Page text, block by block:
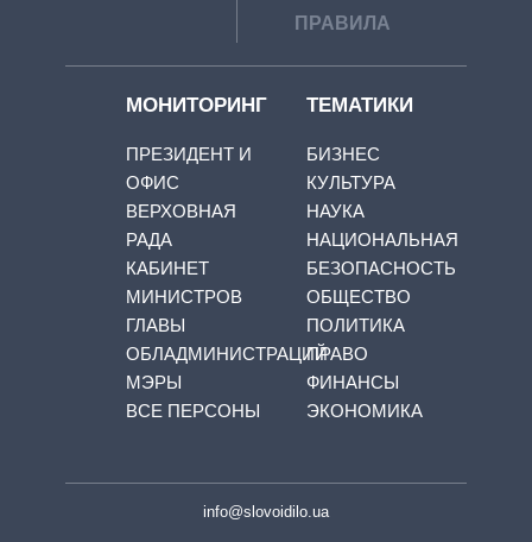
ПРАВИЛА
МОНИТОРИНГ
ПРЕЗИДЕНТ И
ОФИС
ВЕРХОВНАЯ
РАДА
КАБИНЕТ
МИНИСТРОВ
ГЛАВЫ
ОБЛАДМИНИСТРАЦИЙ
МЭРЫ
ВСЕ ПЕРСОНЫ
ТЕМАТИКИ
БИЗНЕС
КУЛЬТУРА
НАУКА
НАЦИОНАЛЬНАЯ
БЕЗОПАСНОСТЬ
ОБЩЕСТВО
ПОЛИТИКА
ПРАВО
ФИНАНСЫ
ЭКОНОМИКА
info@slovoidilo.ua